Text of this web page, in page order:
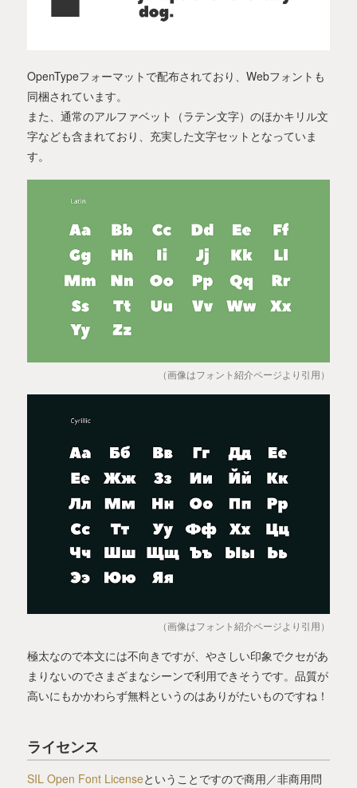
OpenTypeフォーマットで配布されており、Webフォントも
同梱されています。
また、通常のアルファベット（ラテン文字）のほかキリル文
字なども含まれており、充実した文字セットとなっていま
す。
（画像はフォント紹介ページより引用）
（画像はフォント紹介ページより引用）
極太なので本文には不向きですが、やさしい印象でクセがあ
まりないのでさまざまなシーンで利用できそうです。品質が
高いにもかかわらず無料というのはありがたいものですね！
ライセンス
SIL Open Font Licenseということですので商用／非商用問